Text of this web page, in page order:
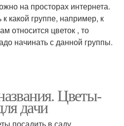
на просторах интернета.
какой группе, например, к
относится цветок , то
начинать с данной группы.
Цветы-
дачи